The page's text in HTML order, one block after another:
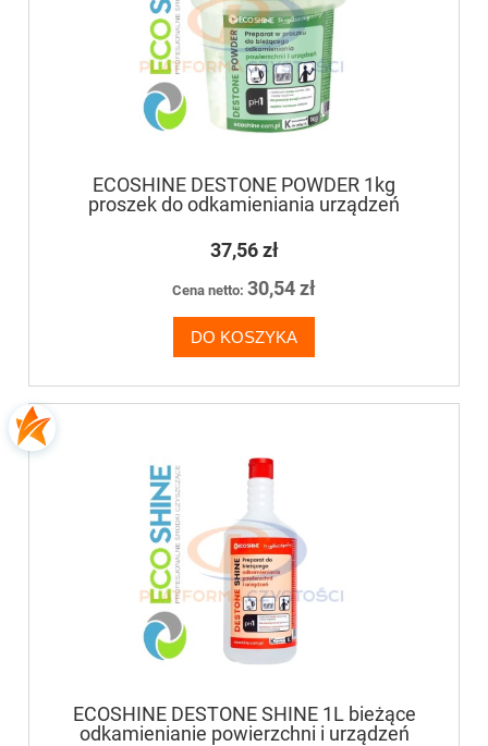
ECOSHINE DESTONE POWDER 1kg
proszek do odkamieniania urządzeń
37,56 zł
Cena netto: 30,54 zł
DO KOSZYKA
ECOSHINE DESTONE SHINE 1L bieżące
odkamienianie powierzchni i urządzeń